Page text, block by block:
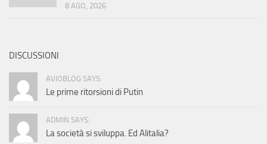
8 AGO, 2026
DISCUSSIONI
AVIOBLOG SAYS:
Le prime ritorsioni di Putin
ADMIN SAYS:
La società si sviluppa. Ed Alitalia?